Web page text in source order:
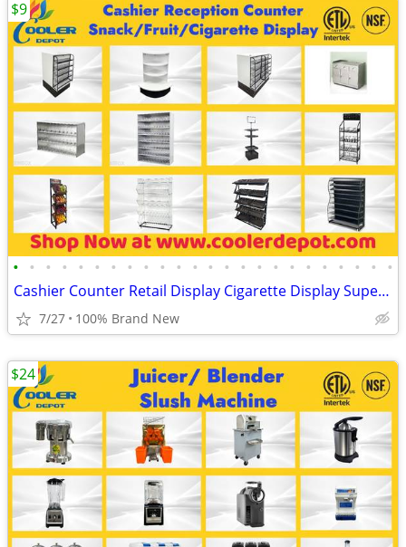
• • • • • • • • • • • • • • • • • • • • • • • •
Cashier Counter Retail Display Cigarette Display Supermarket Fixtures
7/27 100% Brand New
$9
$24